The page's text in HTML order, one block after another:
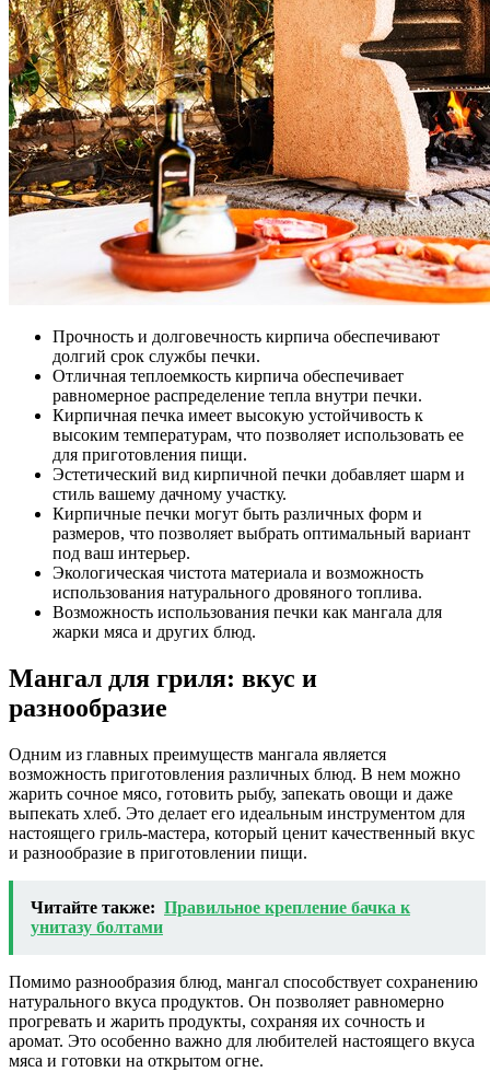
Прочность и долговечность кирпича обеспечивают
долгий срок службы печки.
Отличная теплоемкость кирпича обеспечивает
равномерное распределение тепла внутри печки.
Кирпичная печка имеет высокую устойчивость к
высоким температурам, что позволяет использовать ее
для приготовления пищи.
Эстетический вид кирпичной печки добавляет шарм и
стиль вашему дачному участку.
Кирпичные печки могут быть различных форм и
размеров, что позволяет выбрать оптимальный вариант
под ваш интерьер.
Экологическая чистота материала и возможность
использования натурального дровяного топлива.
Возможность использования печки как мангала для
жарки мяса и других блюд.
Мангал для гриля: вкус и
разнообразие
Одним из главных преимуществ мангала является
возможность приготовления различных блюд. В нем можно
жарить сочное мясо, готовить рыбу, запекать овощи и даже
выпекать хлеб. Это делает его идеальным инструментом для
настоящего гриль-мастера, который ценит качественный вкус
и разнообразие в приготовлении пищи.
Читайте также: Правильное крепление бачка к
унитазу болтами
Помимо разнообразия блюд, мангал способствует сохранению
натурального вкуса продуктов. Он позволяет равномерно
прогревать и жарить продукты, сохраняя их сочность и
аромат. Это особенно важно для любителей настоящего вкуса
мяса и готовки на открытом огне.